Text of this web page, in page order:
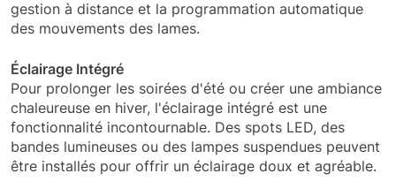
gestion à distance et la programmation automatique
des mouvements des lames.
Éclairage Intégré
Pour prolonger les soirées d'été ou créer une ambiance
chaleureuse en hiver, l'éclairage intégré est une
fonctionnalité incontournable. Des spots LED, des
bandes lumineuses ou des lampes suspendues peuvent
être installés pour offrir un éclairage doux et agréable.